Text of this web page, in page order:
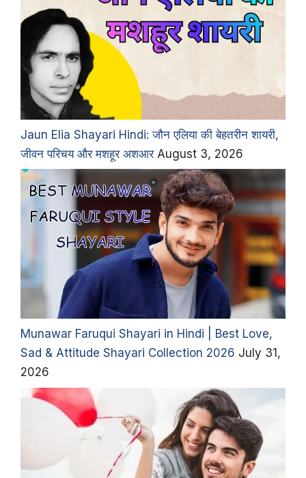
Jaun Elia Shayari Hindi: जौन एलिया की बेहतरीन शायरी,
जीवन परिचय और मशहूर अशआर August 3, 2026
Munawar Faruqui Shayari in Hindi | Best Love,
Sad & Attitude Shayari Collection 2026 July 31,
2026